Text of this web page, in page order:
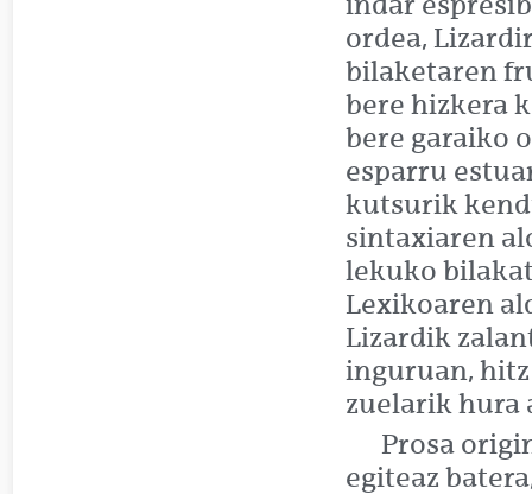
ordea,
bilaketaren
bere hizkera
bere garaiko
esparru
kutsurik
sintaxiaren
lekuko
Lexikoaren
Lizardik
inguruan,
zuelarik hura
Prosa
egiteaz